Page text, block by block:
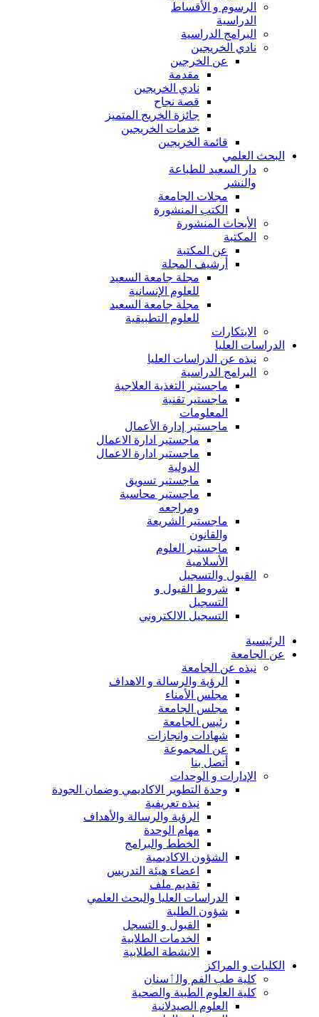
الرسوم و الأقساط
الدراسية
البرامج الدراسية
نادي الخريجين
عن الخرجين
مقدمة
نادي الخريجين
قصة نجاح
جائزة الخريج المتميز
خدمات الخريجين
قائمة الخريجين
البحث العلمي
دار السعيد للطباعة
والنشر
مجلات الجامعة
الكتب المنشورة
الأبحاث المنشورة
المكتبة
عن المكتبة
أرشيف المجلة
مجلة جامعة السعيد
للعلوم الإنسانية
مجلة جامعة السعيد
للعلوم التطبيقية
الابتكارات
الدراسات العليا
نبذه عن الدراسات العليا
البرامج الدراسية
ماجستير التغذية العلاجية
ماجستير تقنية
المعلومات
ماجستير إدارة الأعمال
ماجستير ادارة الاعمال
ماجستير ادارة الاعمال
الدولية
ماجستير تسويق
ماجستير محاسبة
ومراجعه
ماجستير الشريعة
والقانون
ماجستير العلوم
الأسلامية
القبول والتسجيل
شروط القبول و
التسجيل
التسجيل الالكتروني
الرئيسية
عن الجامعة
نبذه عن الجامعة
الرؤية والرسالة و الاهداف
مجلس الأمناء
مجلس الجامعة
رئيس الجامعة
شهادات وانجازات
عن المجموعة
أتصل بنا
الإدارات و الوحدات
وحدة التطوير الاكاديمي وضمان الجودة
نبذه تعريفية
الرؤية والرسالة والأهداف
مهام الوحدة
الخطط والبرامج
الشؤون الاكاديمية
اعضاء هيئة التدريس
تقديم ملف
الدراسات العليا والبحث العلمي
شؤون الطلبة
القبول و التسجل
الخدمات الطلابية
الانشطة الطلابية
الكليات و المراكز
كلية طب الفم والٲسنان
كلية العلوم الطبية والصحية
العلوم الصيدلانية